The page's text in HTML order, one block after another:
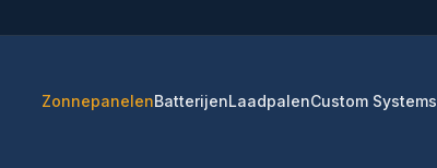
ZonnepanelenBatterijenLaadpalenCustom Systems